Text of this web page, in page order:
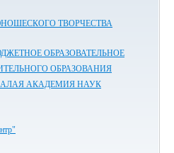
ТВОРЧЕСТВА
ОБРАЗОВАТЕЛЬНОЕ
ОБРАЗОВАНИЯ
АКАДЕМИЯ НАУК